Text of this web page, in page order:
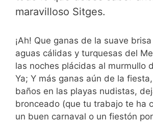
maravilloso Sitges.
¡Ah! Que ganas de la suave
aguas cálidas y turquesas del
las noches plácidas al murmullo
Ya; Y más ganas aún de la
baños en las playas nudistas,
bronceado (que tu trabajo te ha
un buen carnaval o un fiestón